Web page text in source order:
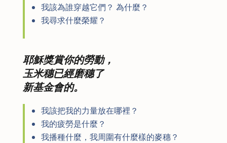
我該為誰穿越它們？ 為什麼？
我尋求什麼榮耀？
耶穌獎賞你的勞動，
玉米穗已經磨穗了
新基金會的。
我該把我的力量放在哪裡？
我的疲勞是什麼？
我播種什麼，我周圍有什麼樣的麥穗？